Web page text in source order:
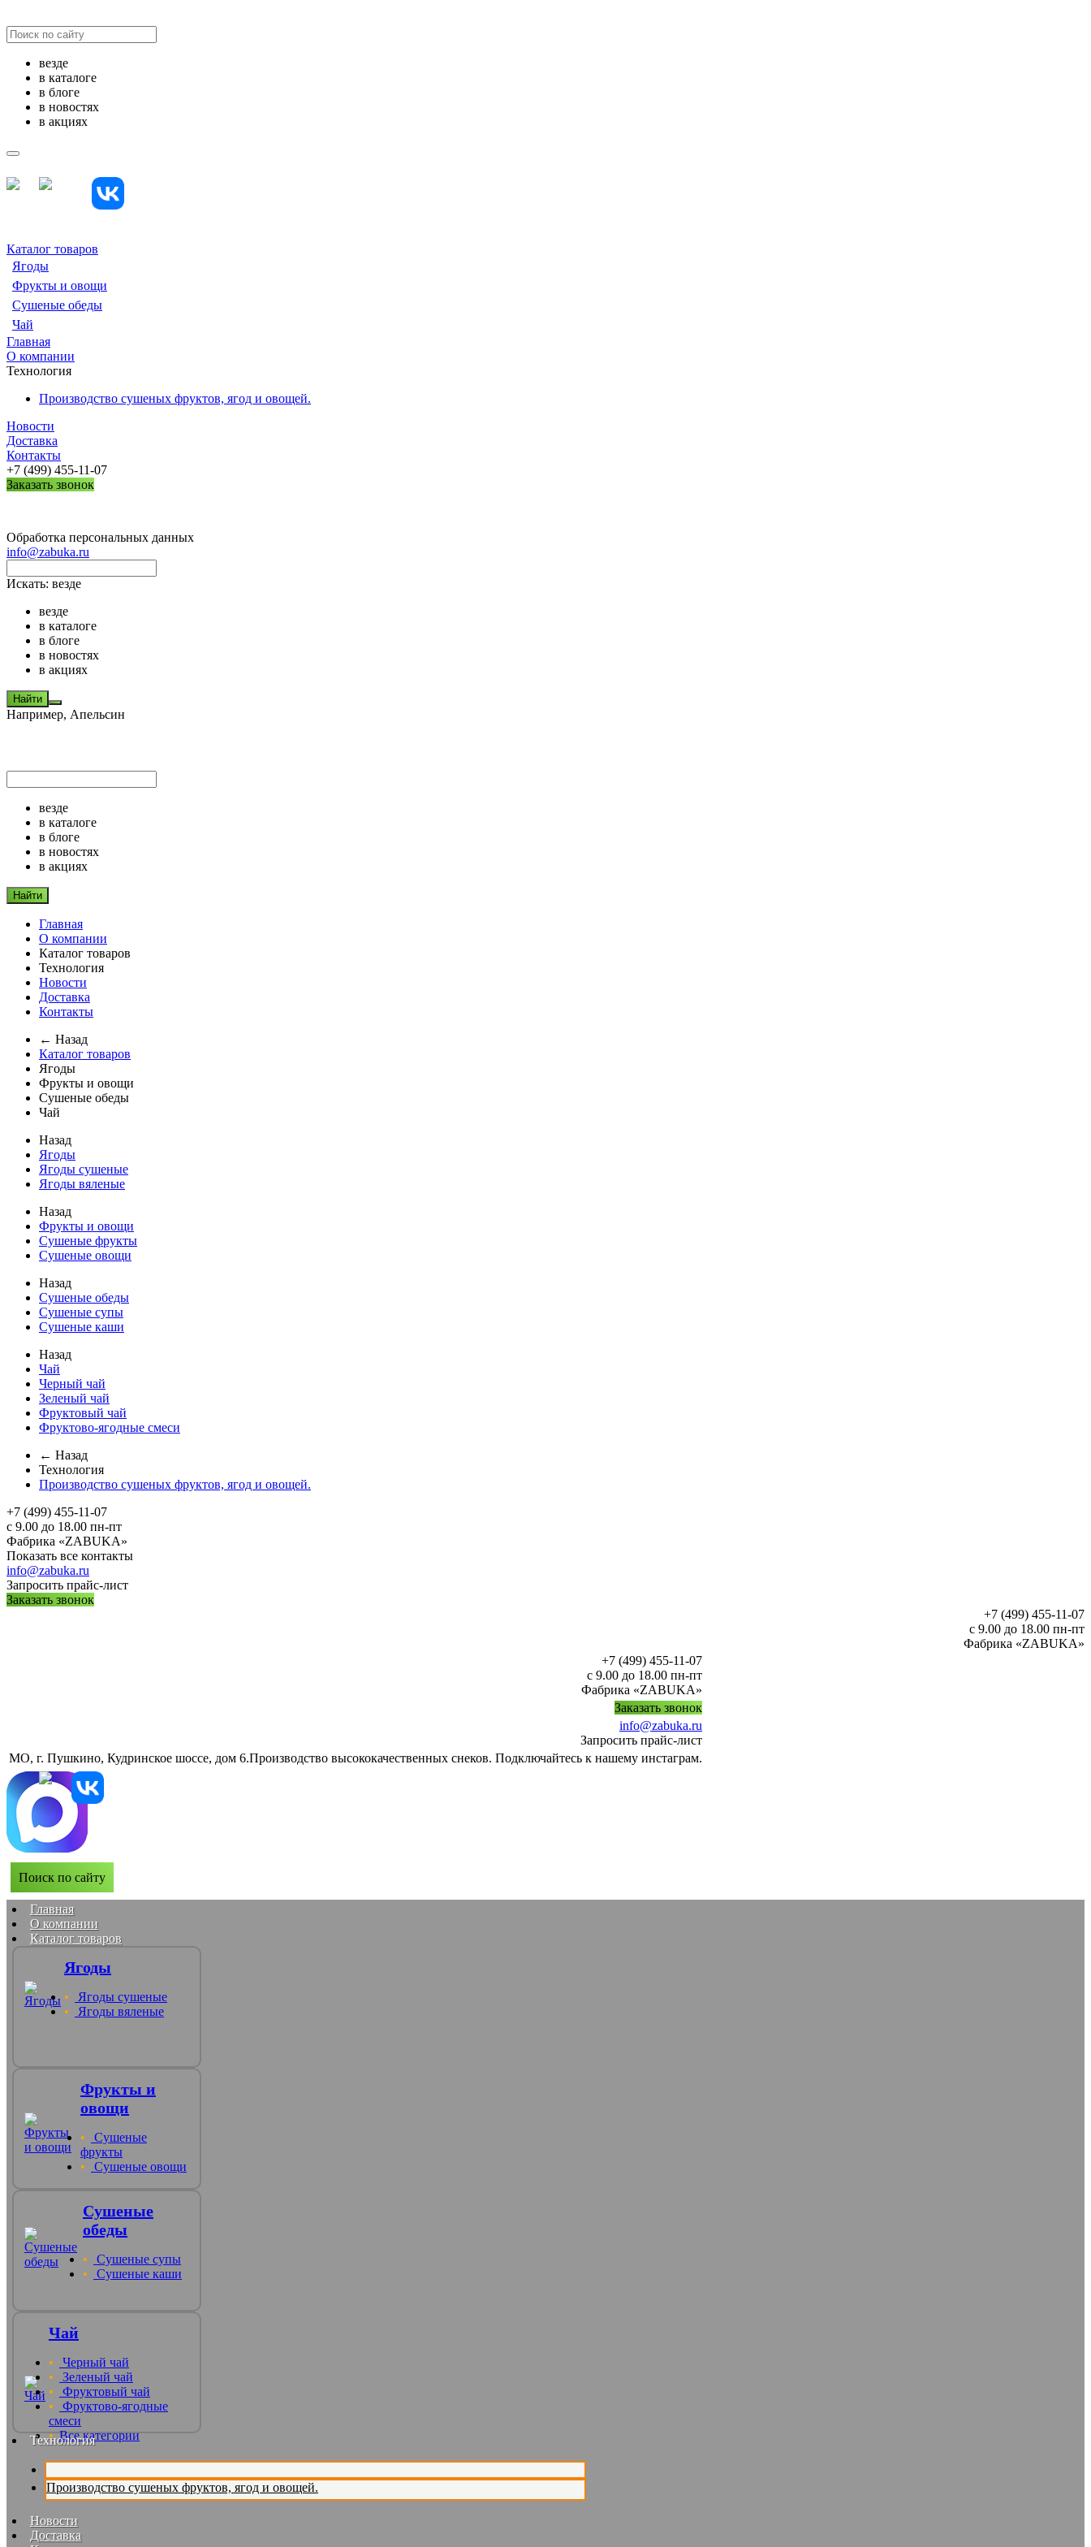
везде
в каталоге
в блоге
в новостях
в акциях
Каталог товаров
Ягоды
Фрукты и овощи
Сушеные обеды
Чай
Главная
О компании
Технология
Производство сушеных фруктов, ягод и овощей.
Новости
Доставка
Контакты
+7 (499) 455-11-07
Заказать звонок
Обработка персональных данных
info@zabuka.ru
Искать: везде
везде
в каталоге
в блоге
в новостях
в акциях
Найти
Например, Апельсин
везде
в каталоге
в блоге
в новостях
в акциях
Найти
Главная
О компании
Каталог товаров
Технология
Новости
Доставка
Контакты
← Назад
Каталог товаров
Ягоды
Фрукты и овощи
Сушеные обеды
Чай
Назад
Ягоды
Ягоды сушеные
Ягоды вяленые
Назад
Фрукты и овощи
Сушеные фрукты
Сушеные овощи
Назад
Сушеные обеды
Сушеные супы
Сушеные каши
Назад
Чай
Черный чай
Зеленый чай
Фруктовый чай
Фруктово-ягодные смеси
← Назад
Технология
Производство сушеных фруктов, ягод и овощей.
+7 (499) 455-11-07
с 9.00 до 18.00 пн-пт
Фабрика «ZABUKA»
Показать все контакты
info@zabuka.ru
Запросить прайс-лист
Заказать звонок
+7 (499) 455-11-07
с 9.00 до 18.00 пн-пт
Фабрика «ZABUKA»
+7 (499) 455-11-07
с 9.00 до 18.00 пн-пт
Фабрика «ZABUKA»
Заказать звонок
info@zabuka.ru
Запросить прайс-лист
МО, г. Пушкино, Кудринское шоссе, дом 6.Производство высококачественных снеков. Подключайтесь к нашему инстаграм.
Поиск по сайту
Главная
О компании
Каталог товаров
Ягоды
Ягоды сушеные
Ягоды вяленые
Фрукты и
овощи
Сушеные
фрукты
Сушеные овощи
Сушеные
обеды
Сушеные супы
Сушеные каши
Чай
Черный чай
Зеленый чай
Фруктовый чай
Фруктово-ягодные
смеси
Все категории
Технология
Производство сушеных фруктов, ягод и овощей.
Новости
Доставка